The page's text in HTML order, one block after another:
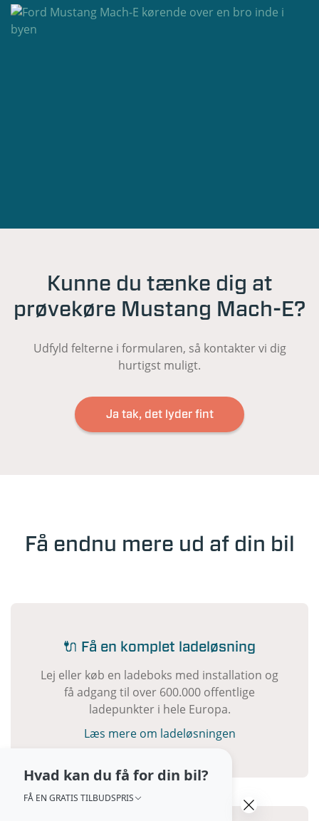
Kunne du tænke dig at
prøvekøre Mustang Mach-E?
Udfyld felterne i formularen, så kontakter vi dig
hurtigst muligt.
Ja tak, det lyder fint
Få endnu mere ud af din bil
🔌 Få en komplet ladeløsning
Lej eller køb en ladeboks med installation og
få adgang til over 600.000 offentlige
ladepunkter i hele Europa.
Læs mere om ladeløsningen
Hvad kan du få for din bil?
FÅ EN GRATIS TILBUDSPRIS